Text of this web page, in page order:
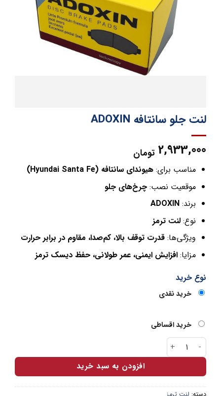
لنت جلو سانتافه ADOXIN
2,933,000 تومان
مناسب برای:هیوندای سانتافه (Hyundai Santa Fe)
موقعیت نصب:چرخ‌های جلو
برند:ADOXIN
نوع:لنت ترمز
ویژگی‌ها:قدرت توقف بالا، کم‌صدا، مقاوم در برابر حرارت
مزایا:افزایش ایمنی، عمر طولانی، حفظ دیسک ترمز
نوع خرید
خرید نقدی
خرید اقساطی
لنت جلو سانتافه ADOXIN عدد
افزودن به سبد خرید